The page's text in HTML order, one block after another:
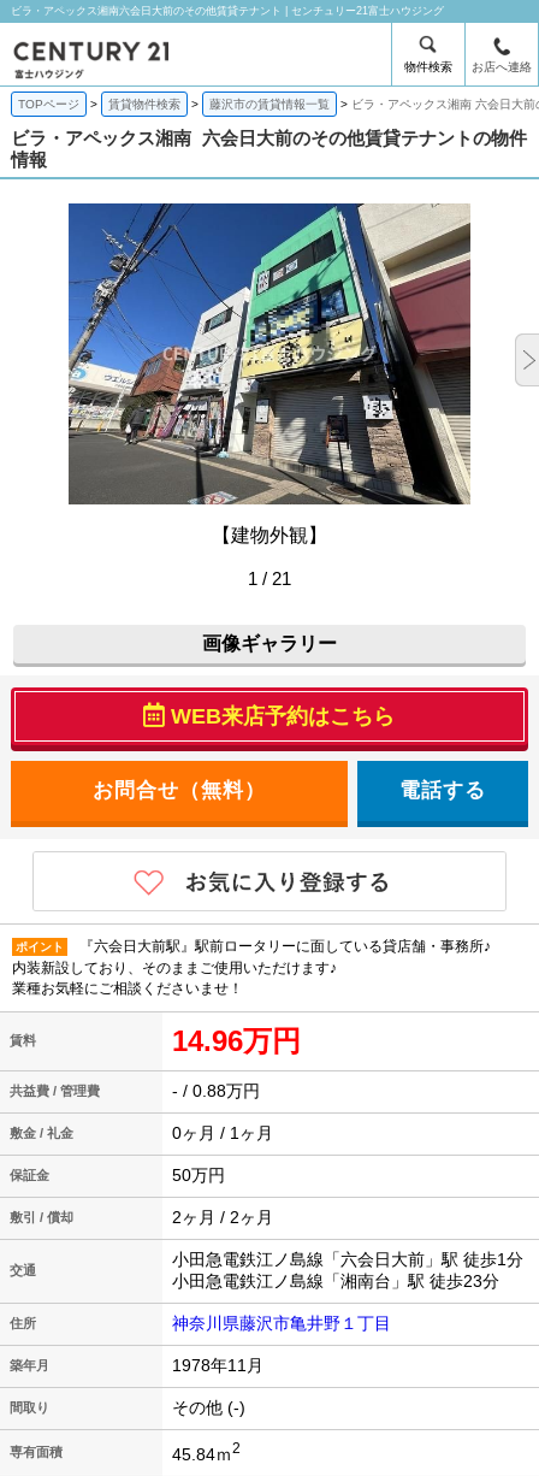
ビラ・アペックス湘南六会日大前のその他賃貸テナント | センチュリー21富士ハウジング
物件検索 お店へ連絡
TOPページ 賃貸物件検索 藤沢市の賃貸情報一覧 ビラ・アペックス湘南 六会日大
ビラ・アペックス湘南 六会日大前のその他賃貸テナントの物件
情報
【建物外観】
1 / 21
画像ギャラリー
WEB来店予約はこちら
電話する
ポイント
『六会日大前駅』駅前ロータリーに面している貸店舗・事務所♪
内装新設しており、そのままご使用いただけます♪
業種お気軽にご相談くださいませ！
賃料 14.96万円
共益費 / 管理費 - / 0.88万円
敷金 / 礼金 0ヶ月 / 1ヶ月
保証金 50万円
敷引 / 償却 2ヶ月 / 2ヶ月
交通
小田急電鉄江ノ島線「六会日大前」駅 徒歩1分
小田急電鉄江ノ島線「湘南台」駅 徒歩23分
住所 神奈川県藤沢市亀井野１丁目
築年月 1978年11月
間取り その他 (-)
専有面積 45.84ｍ2